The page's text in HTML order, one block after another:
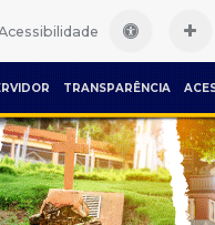
TRANSPARÊNCIA